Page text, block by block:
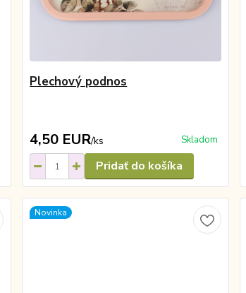
Plechový podnos
4,50 EUR/ks Skladom
Pridať do košíka
Novinka